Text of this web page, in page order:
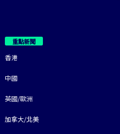
重點新聞
香港
中國
英國/歐洲
加拿大/北美